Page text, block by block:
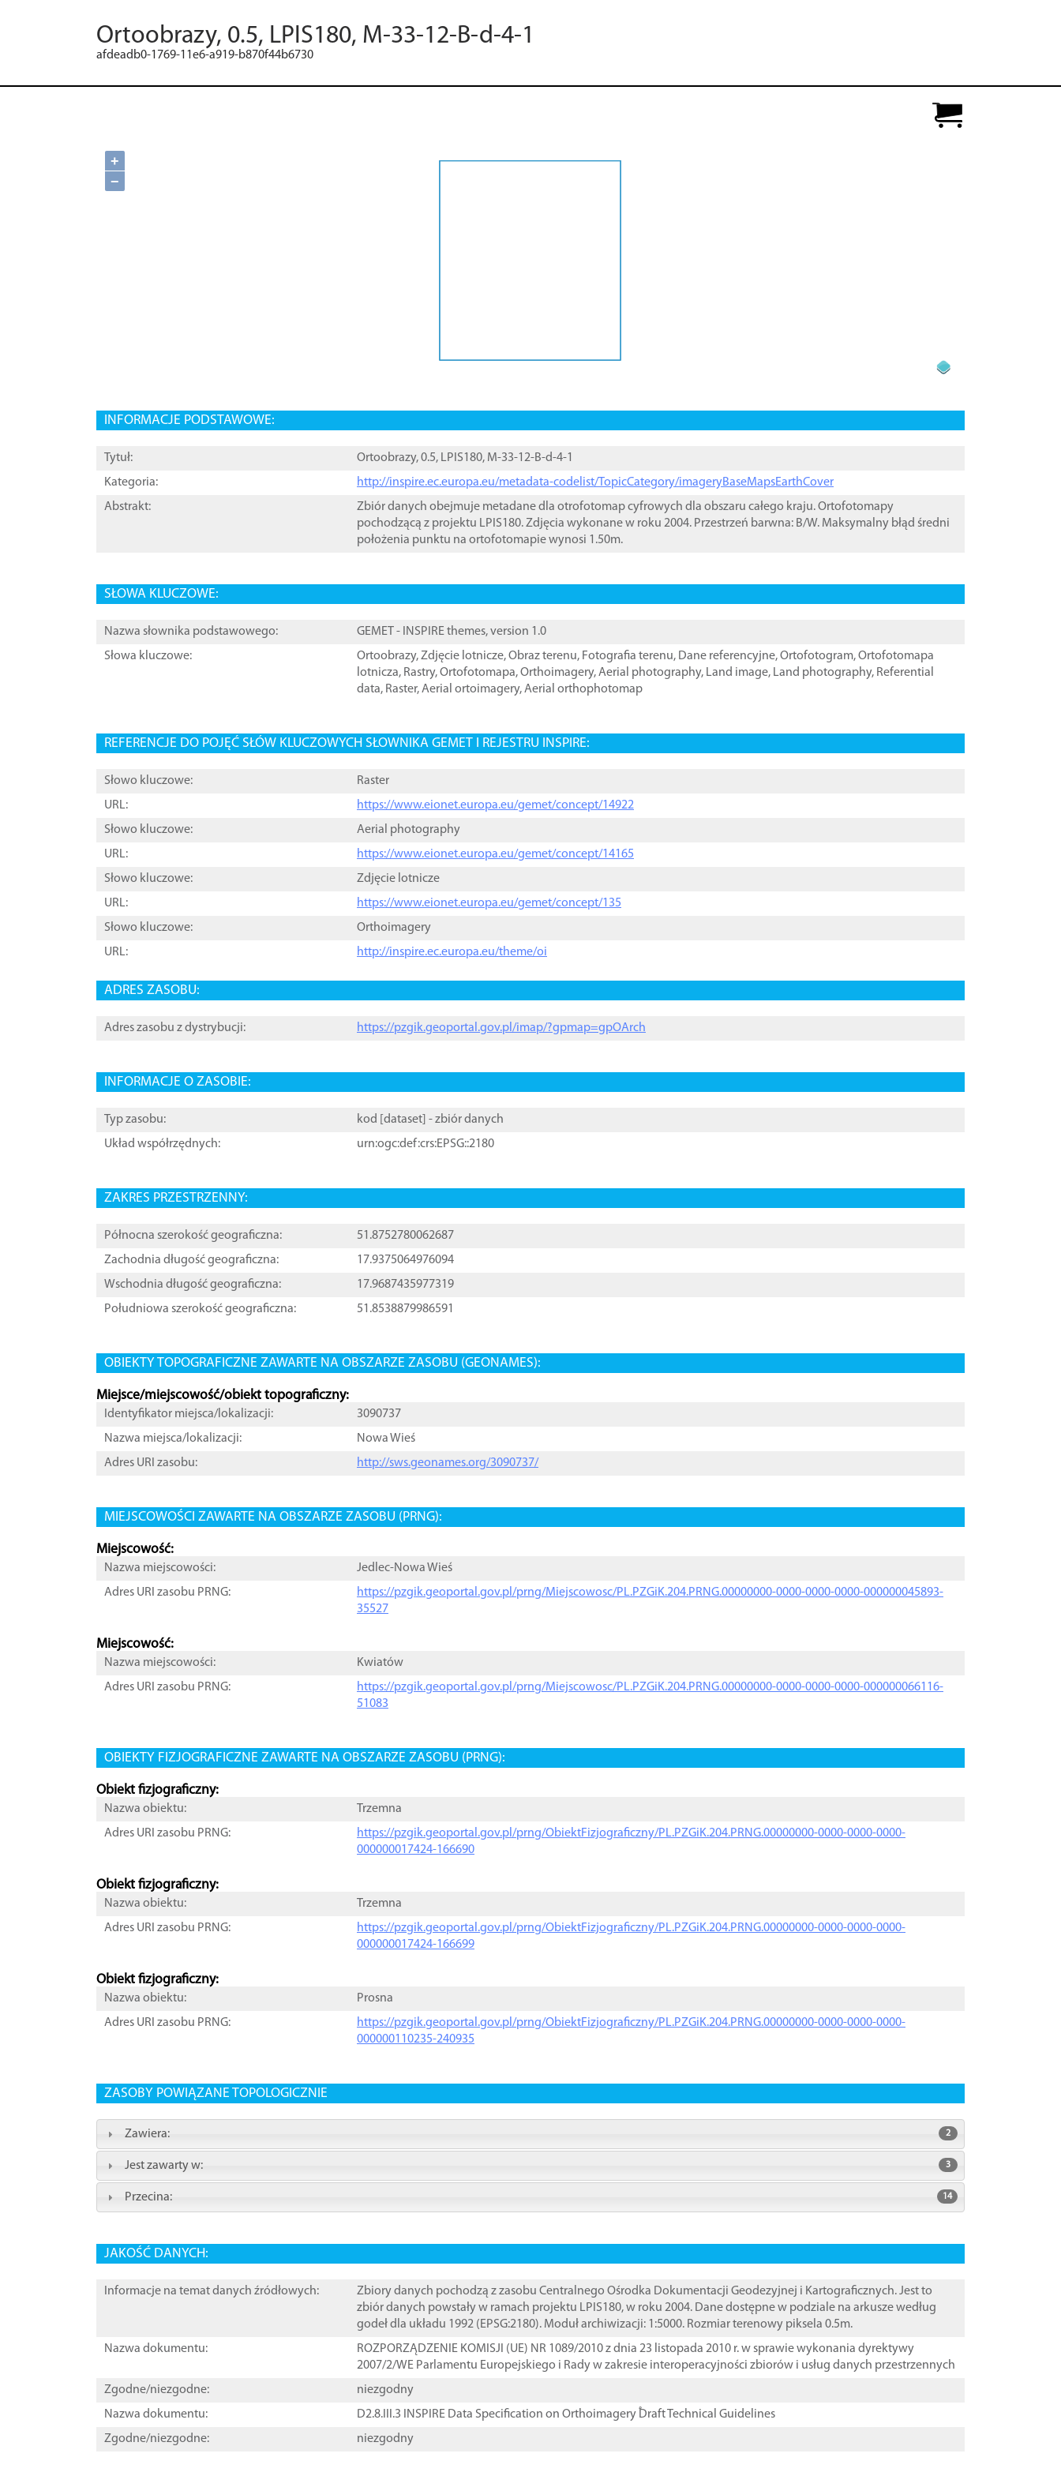
Ortoobrazy, 0.5, LPIS180, M-33-12-B-d-4-1
afdeadb0-1769-11e6-a919-b870f44b6730
+
−
INFORMACJE PODSTAWOWE:
Tytuł:
Ortoobrazy, 0.5, LPIS180, M-33-12-B-d-4-1
Kategoria:
http://inspire.ec.europa.eu/metadata-codelist/TopicCategory/imageryBaseMapsEarthCover
Abstrakt:
Zbiór danych obejmuje metadane dla otrofotomap cyfrowych dla obszaru całego kraju. Ortofotomapy
pochodzącą z projektu LPIS180. Zdjęcia wykonane w roku 2004. Przestrzeń barwna: B/W. Maksymalny błąd średni
położenia punktu na ortofotomapie wynosi 1.50m.
SŁOWA KLUCZOWE:
Nazwa słownika podstawowego:
GEMET - INSPIRE themes, version 1.0
Słowa kluczowe:
Ortoobrazy,Zdjęcie lotnicze,Obraz terenu, Fotografia terenu, Dane referencyjne,Ortofotogram,Ortofotomapa
lotnicza, Rastry,Ortofotomapa,Orthoimagery,Aerial photography, Land image, Land photography, Referential
data, Raster,Aerial ortoimagery,Aerial orthophotomap
REFERENCJE DO POJĘĆ SŁÓW KLUCZOWYCH SŁOWNIKA GEMET I REJESTRU INSPIRE:
Słowo kluczowe:
Raster
URL:
https://www.eionet.europa.eu/gemet/concept/14922
Słowo kluczowe:
Aerial photography
URL:
https://www.eionet.europa.eu/gemet/concept/14165
Słowo kluczowe:
Zdjęcie lotnicze
URL:
https://www.eionet.europa.eu/gemet/concept/135
Słowo kluczowe:
Orthoimagery
URL:
http://inspire.ec.europa.eu/theme/oi
ADRES ZASOBU:
Adres zasobu z dystrybucji: https://pzgik.geoportal.gov.pl/imap/?gpmap=gpOArch
INFORMACJE O ZASOBIE:
Typ zasobu: kod [ dataset ] - zbiór danych
Układ współrzędnych:
urn:ogc:def:crs:EPSG::2180
ZAKRES PRZESTRZENNY:
Północna szerokość geograficzna:
51.8752780062687
Zachodnia długość geograficzna:
17.9375064976094
Wschodnia długość geograficzna:
17.9687435977319
Południowa szerokość geograficzna:
51.8538879986591
OBIEKTY TOPOGRAFICZNE ZAWARTE NA OBSZARZE ZASOBU (GEONAMES):
Miejsce/miejscowość/obiekt topograficzny:
Identyfikator miejsca/lokalizacji:
3090737
Nazwa miejsca/lokalizacji:
Nowa Wieś
Adres URI zasobu:
http://sws.geonames.org/3090737/
MIEJSCOWOŚCI ZAWARTE NA OBSZARZE ZASOBU (PRNG):
Miejscowość:
Nazwa miejscowości:
Jedlec-Nowa Wieś
Adres URI zasobu PRNG:
https://pzgik.geoportal.gov.pl/prng/Miejscowosc/PL.PZGiK.204.PRNG.00000000-0000-0000-0000-000000045893-
35527
Miejscowość:
Nazwa miejscowości:
Kwiatów
Adres URI zasobu PRNG:
https://pzgik.geoportal.gov.pl/prng/Miejscowosc/PL.PZGiK.204.PRNG.00000000-0000-0000-0000-000000066116-
51083
OBIEKTY FIZJOGRAFICZNE ZAWARTE NA OBSZARZE ZASOBU (PRNG):
Obiekt fizjograficzny:
Nazwa obiektu:
Trzemna
Adres URI zasobu PRNG:
https://pzgik.geoportal.gov.pl/prng/ObiektFizjograficzny/PL.PZGiK.204.PRNG.00000000-0000-0000-0000-
000000017424-166690
Obiekt fizjograficzny:
Nazwa obiektu:
Trzemna
Adres URI zasobu PRNG:
https://pzgik.geoportal.gov.pl/prng/ObiektFizjograficzny/PL.PZGiK.204.PRNG.00000000-0000-0000-0000-
000000017424-166699
Obiekt fizjograficzny:
Nazwa obiektu:
Prosna
Adres URI zasobu PRNG:
https://pzgik.geoportal.gov.pl/prng/ObiektFizjograficzny/PL.PZGiK.204.PRNG.00000000-0000-0000-0000-
000000110235-240935
ZASOBY POWIĄZANE TOPOLOGICZNIE
Zawiera: 2
Jest zawarty w: 3
Przecina: 14
JAKOŚĆ DANYCH:
Informacje na temat danych źródłowych:
Zbiory danych pochodzą z zasobu Centralnego Ośrodka Dokumentacji Geodezyjnej i Kartograficznych. Jest to
zbiór danych powstały w ramach projektu LPIS180, w roku 2004. Dane dostępne w podziale na arkusze według
godeł dla układu 1992 (EPSG:2180). Moduł archiwizacji: 1:5000. Rozmiar terenowy piksela 0.5m.
Nazwa dokumentu:
ROZPORZĄDZENIE KOMISJI (UE) NR 1089/2010 z dnia 23 listopada 2010 r. w sprawie wykonania dyrektywy
2007/2/WE Parlamentu Europejskiego i Rady w zakresie interoperacyjności zbiorów i usług danych przestrzennych
Zgodne/niezgodne:
niezgodny
Nazwa dokumentu:
D2.8.III.3 INSPIRE Data Specification on Orthoimagery ֠Draft Technical Guidelines
Zgodne/niezgodne:
niezgodny